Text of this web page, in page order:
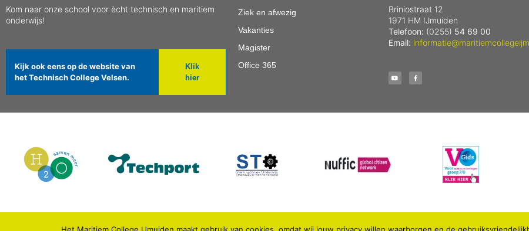
Kom naar onze school voor ècht technisch en maritiem
onderwijs!
Kijk ook eens op de website van
het Technisch College Velsen.
Klik
hier
Ziek en afwezig
Vakanties
Magister
Office 365
Briniostraat 12
1971 HM IJmuiden
Telefoon: (0255) 54 69 00
Email: